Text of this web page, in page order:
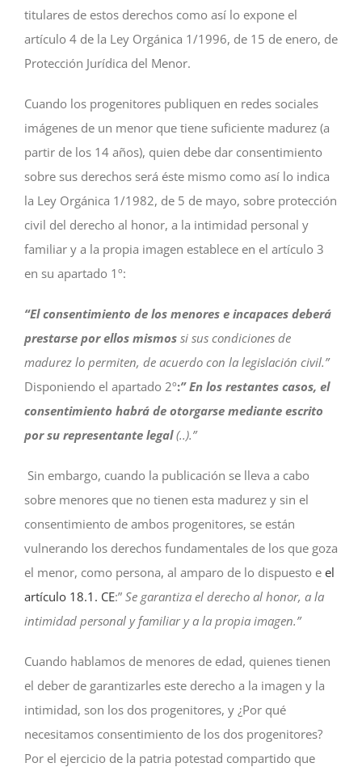
titulares de estos derechos como así lo expone el
artículo 4 de la Ley Orgánica 1/1996, de 15 de enero, de
Protección Jurídica del Menor.
Cuando los progenitores publiquen en redes sociales
imágenes de un menor que tiene suficiente madurez (a
partir de los 14 años), quien debe dar consentimiento
sobre sus derechos será éste mismo como así lo indica
la Ley Orgánica 1/1982, de 5 de mayo, sobre protección
civil del derecho al honor, a la intimidad personal y
familiar y a la propia imagen establece en el artículo 3
en su apartado 1º:
“El consentimiento de los menores e incapaces deberá
prestarse por ellos mismossi sus condiciones de
madurez lo permiten, de acuerdo con la legislación civil.”
Disponiendo el apartado 2º:” En los restantes casos, el
consentimiento habrá de otorgarse mediante escrito
por su representante legal(..).”
Sin embargo, cuando la publicación se lleva a cabo
sobre menores que no tienen esta madurez y sin el
consentimiento de ambos progenitores, se están
vulnerando los derechos fundamentales de los que goza
el menor, como persona, al amparo de lo dispuesto e el
artículo 18.1. CE:” Se garantiza el derecho al honor, a la
intimidad personal y familiar y a la propia imagen.”
Cuando hablamos de menores de edad, quienes tienen
el deber de garantizarles este derecho a la imagen y la
intimidad, son los dos progenitores, y ¿Por qué
necesitamos consentimiento de los dos progenitores?
Por el ejercicio de la patria potestad compartido que